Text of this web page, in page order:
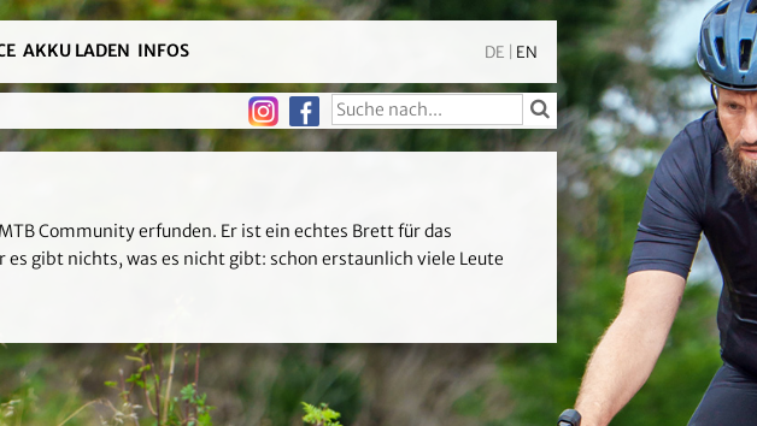
AKKU LADEN INFOS DE EN
Community erfunden. Er ist ein echtes Brett für das
gibt nichts, was es nicht gibt: schon erstaunlich viele Leute